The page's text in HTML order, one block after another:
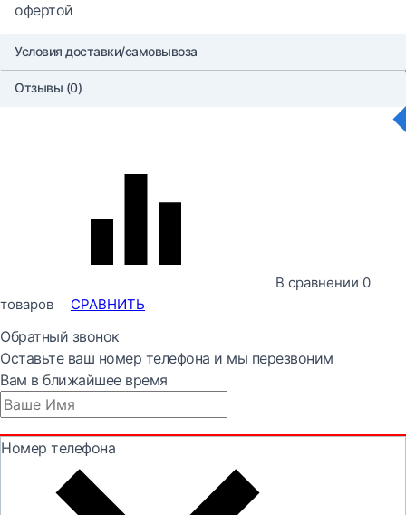
офертой
Условия доставки/самовывоза
Отзывы (0)
В сравнении 0
товаров
СРАВНИТЬ
Обратный звонок
Оставьте ваш номер телефона и мы перезвоним
Вам в ближайшее время
Номер телефона